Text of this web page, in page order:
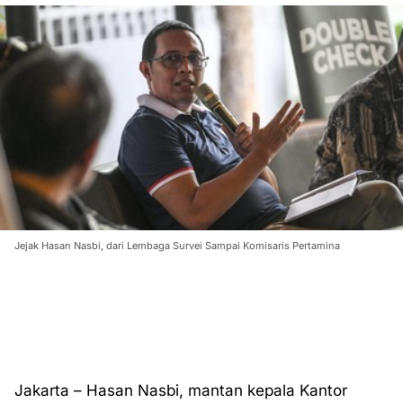
Jejak Hasan Nasbi, dari Lembaga Survei Sampai Komisaris Pertamina
Jakarta – Hasan Nasbi, mantan kepala Kantor